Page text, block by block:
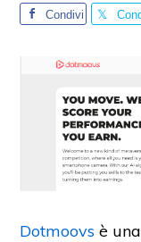
Condivi
Dotmoovs è